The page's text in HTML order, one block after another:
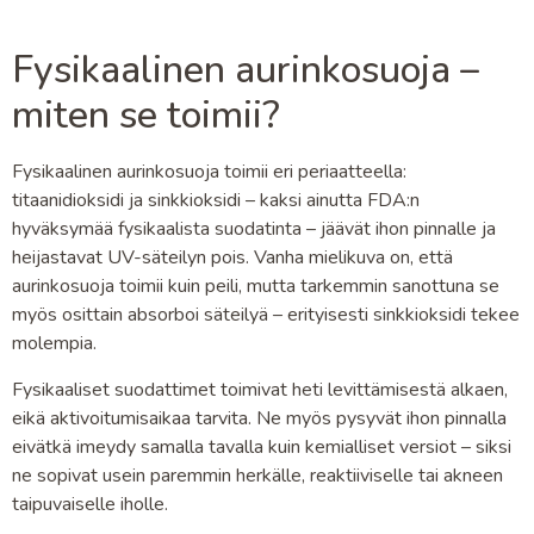
Fysikaalinen aurinkosuoja –
miten se toimii?
Fysikaalinen aurinkosuoja toimii eri periaatteella:
titaanidioksidi ja sinkkioksidi – kaksi ainutta FDA:n
hyväksymää fysikaalista suodatinta – jäävät ihon pinnalle ja
heijastavat UV-säteilyn pois. Vanha mielikuva on, että
aurinkosuoja toimii kuin peili, mutta tarkemmin sanottuna se
myös osittain absorboi säteilyä – erityisesti sinkkioksidi tekee
molempia.
Fysikaaliset suodattimet toimivat heti levittämisestä alkaen,
eikä aktivoitumisaikaa tarvita. Ne myös pysyvät ihon pinnalla
eivätkä imeydy samalla tavalla kuin kemialliset versiot – siksi
ne sopivat usein paremmin herkälle, reaktiiviselle tai akneen
taipuvaiselle iholle.